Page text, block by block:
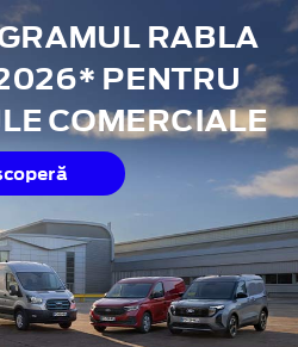
RABLA
PENTRU
COMERCIALE